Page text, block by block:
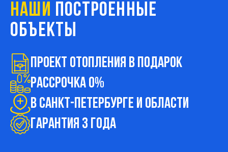
НАШИ ПОСТРОЕННЫЕ
ОБЪЕКТЫ
Проект ОТОПЛЕНИЯ в подарок
Рассрочка 0%
В Санкт-Петербурге и области
ГАРАНТИЯ 3 ГОДА